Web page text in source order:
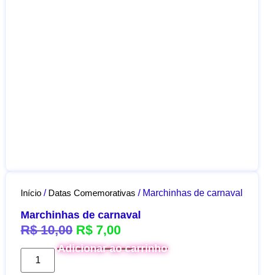
Início / Datas Comemorativas / Marchinhas de carnaval
Marchinhas de carnaval
R$10,00 R$ 7,00
Adicionar ao carrinho